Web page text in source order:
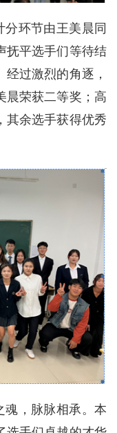
环节由王美晨同
抚平选手们等待结
过激烈的角逐，
晨荣获二等奖；高
其余选手获得优秀
，脉脉相承。本